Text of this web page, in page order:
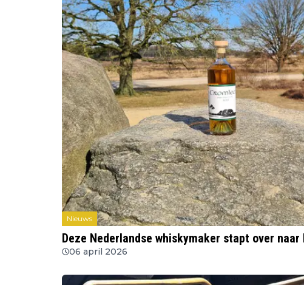
Nieuws
Deze Nederlandse whiskymaker stapt over
06 april 2026